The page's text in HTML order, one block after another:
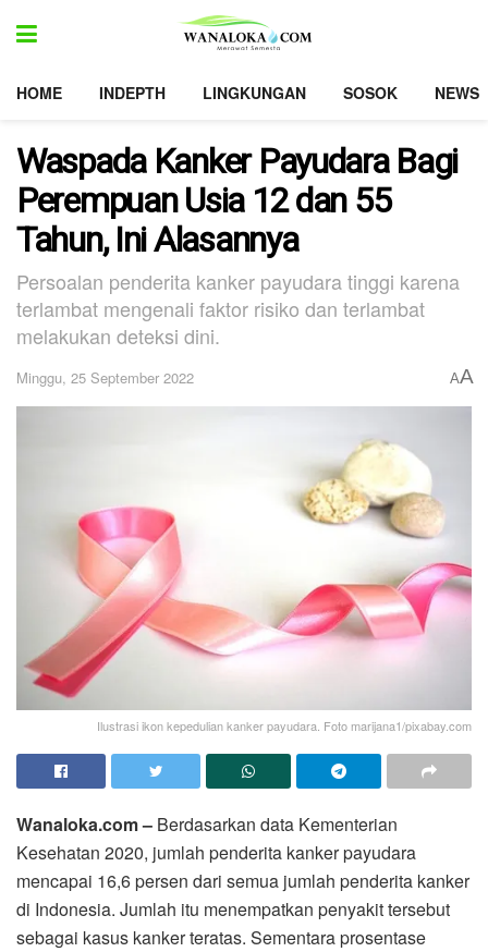
HOME INDEPTH LINGKUNGAN SOSOK NEWS
Waspada Kanker Payudara Bagi
Perempuan Usia 12 dan 55
Tahun, Ini Alasannya
Persoalan penderita kanker payudara tinggi karena
terlambat mengenali faktor risiko dan terlambat
melakukan deteksi dini.
Minggu, 25 September 2022 AA
Ilustrasi ikon kepedulian kanker payudara. Foto marijana1/pixabay.com
Wanaloka.com – Berdasarkan data Kementerian
Kesehatan 2020, jumlah penderita kanker payudara
mencapai 16,6 persen dari semua jumlah penderita kanker
di Indonesia. Jumlah itu menempatkan penyakit tersebut
sebagai kasus kanker teratas. Sementara prosentase